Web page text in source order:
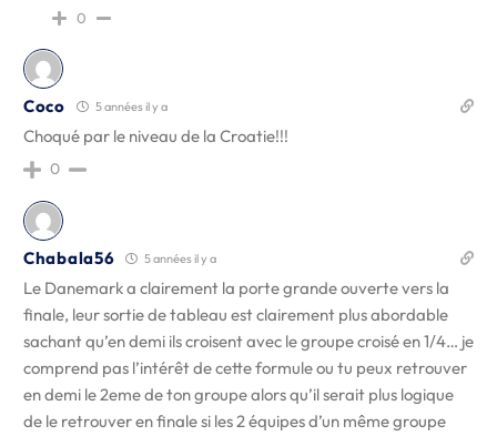
0
Coco 5 années il y a
Choqué par le niveau de la Croatie!!!
0
Chabala56 5 années il y a
Le Danemark a clairement la porte grande ouverte vers la
finale, leur sortie de tableau est clairement plus abordable
sachant qu’en demi ils croisent avec le groupe croisé en 1/4… je
comprend pas l’intérêt de cette formule ou tu peux retrouver
en demi le 2eme de ton groupe alors qu’il serait plus logique
de le retrouver en finale si les 2 équipes d’un même groupe